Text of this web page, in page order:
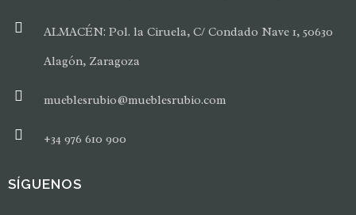
ALMACÉN: Pol. la Ciruela, C/ Condado Nave 1, 50630
Alagón, Zaragoza
mueblesrubio@mueblesrubio.com
+34 976 610 900
SÍGUENOS